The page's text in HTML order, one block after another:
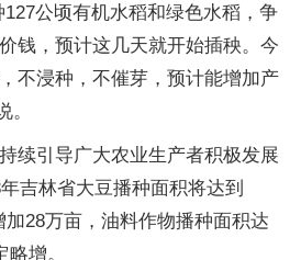
127公顷有机水稻和绿色水稻，争
钱，预计这几天就开始插秧。今
不浸种，不催芽，预计能增加产
。
续引导广大农业生产者积极发展
吉林省大豆播种面积将达到
28万亩，油料作物播种面积达
增。